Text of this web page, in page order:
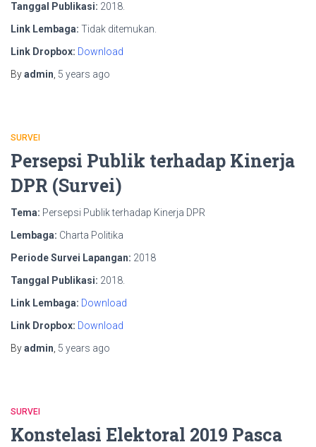
Tanggal Publikasi: 2018.
Link Lembaga: Tidak ditemukan.
Link Dropbox: Download
Byadmin 5 years ago
SURVEI
Persepsi Publik terhadap Kinerja
DPR (Survei)
Tema: Persepsi Publik terhadap Kinerja DPR
Lembaga: Charta Politika
Periode Survei Lapangan: 2018
Tanggal Publikasi: 2018.
Link Lembaga: Download
Link Dropbox: Download
Byadmin 5 years ago
SURVEI
Konstelasi Elektoral 2019 Pasca